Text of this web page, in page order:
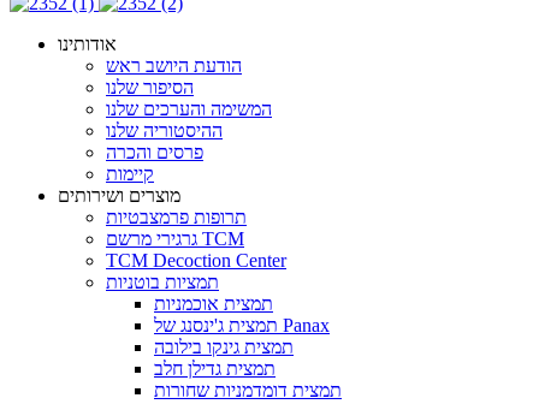
אודותינו
הודעת היושב ראש
הסיפור שלנו
המשימה והערכים שלנו
ההיסטוריה שלנו
פרסים והכרה
קיימות
מוצרים ושירותים
תרופות פרמצבטיות
גרגירי מרשם TCM
TCM Decoction Center
תמציות בוטניות
תמצית אוכמניות
תמצית ג'ינסנג של Panax
תמצית גינקו בילובה
תמצית גדילן חלב
תמצית דומדמניות שחורות